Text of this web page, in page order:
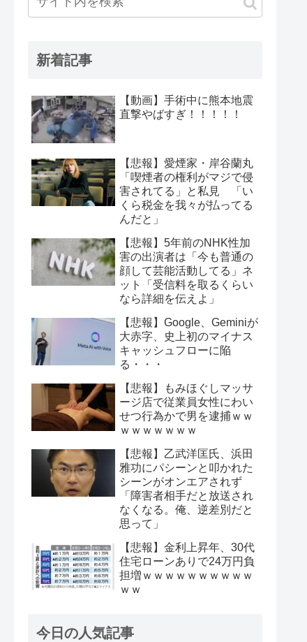
新着記事
【動画】手術中に熊本地震
直撃やばすぎ！！！！！
【悲報】愛煙家・岸谷蘭丸
「喫煙者の権利がマジで侵
害されてる」と私見 「い
くら税金を我々が払ってる
んだと」
【悲報】5年前のNHK性加
害の出演者は「今も普通の
顔して芸能活動してる」ネ
ット「受信料を取るくらい
なら詳細を伝えよ」
【悲報】Google、Geminiが
大赤字、史上初のマイナス
キャッシュフローに陥
る・・・
【悲報】もみほぐしマッサ
ージ店で従業員女性にわい
せつ行為かで男を逮捕ｗｗ
ｗｗｗｗｗｗｗ
【悲報】乙武洋匡氏、浜田
雅功にパシーンと叩かれた
シーンがオンエアされず
「障害者相手だと放送され
なくなる。俺、逆差別だと
思って」
【悲報】金利上昇年、30代
住宅ローンありで24万円負
担増ｗｗｗｗｗｗｗｗｗｗ
ｗｗ
今日の人気記事